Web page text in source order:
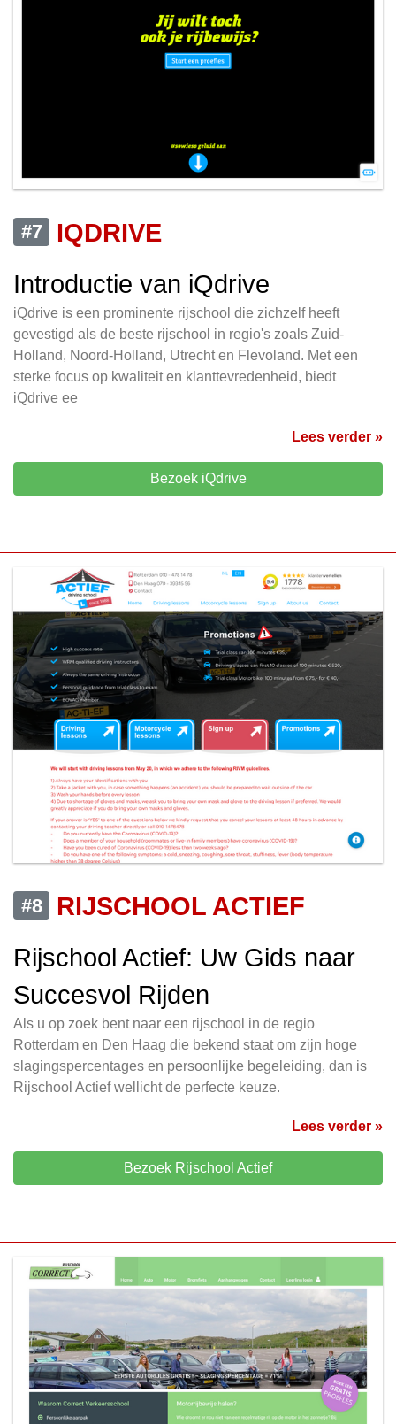
#7
IQDRIVE
Introductie van iQdrive
iQdrive is een prominente rijschool die zichzelf heeft
gevestigd als de beste rijschool in regio's zoals Zuid-
Holland, Noord-Holland, Utrecht en Flevoland. Met een
sterke focus op kwaliteit en klanttevredenheid, biedt
iQdrive ee
Lees verder »
Bezoek iQdrive
#8
RIJSCHOOL ACTIEF
Rijschool Actief: Uw Gids naar
Succesvol Rijden
Als u op zoek bent naar een rijschool in de regio
Rotterdam en Den Haag die bekend staat om zijn hoge
slagingspercentages en persoonlijke begeleiding, dan is
Rijschool Actief wellicht de perfecte keuze.
Lees verder »
Bezoek Rijschool Actief